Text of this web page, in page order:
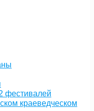
фестивалей
краеведческом